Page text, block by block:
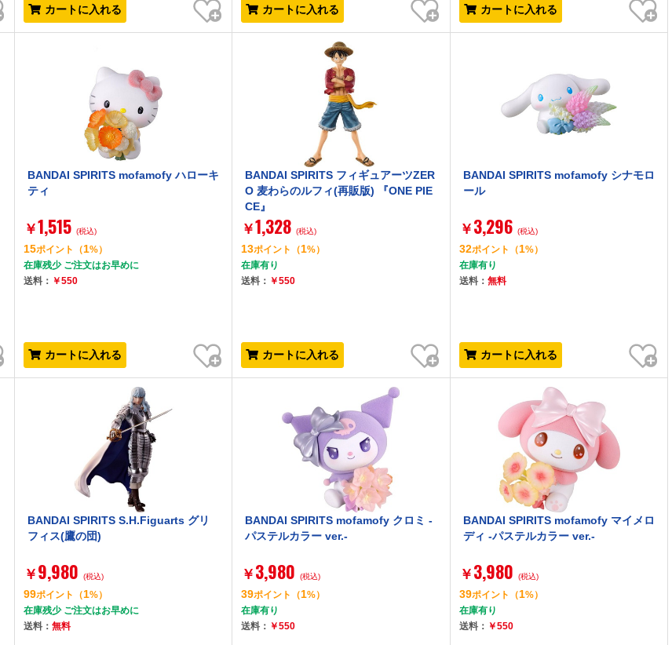
カートに入れる カートに入れる カートに入れる
BANDAI SPIRITS mofamofy ハローキ
ティ
￥1,515 (税込)
15ポイント （1%）
在庫残少 ご注文はお早めに
送料： ￥550
カートに入れる
お気に入り
BANDAI SPIRITS フィギュアーツZER
O 麦わらのルフィ(再販版) 『ONE PIE
CE』
￥1,328 (税込)
13ポイント （1%）
在庫有り
送料： ￥550
カートに入れる
お気に入り
BANDAI SPIRITS mofamofy シナモロ
ール
￥ 3,296 (税込)
32ポイント （1%）
在庫有り
送料： 無料
カートに入れる
お気に入り
BANDAI SPIRITS S.H.Figuarts グリ
フィス(鷹の団)
￥ 9,980 (税込)
99ポイント （1%）
在庫残少 ご注文はお早めに
送料： 無料
BANDAI SPIRITS mofamofy クロミ -
パステルカラー ver.-
￥ 3,980 (税込)
39ポイント （1%）
在庫有り
送料： ￥550
BANDAI SPIRITS mofamofy マイメロ
ディ -パステルカラー ver.-
￥ 3,980 (税込)
39ポイント （1%）
在庫有り
送料： ￥550